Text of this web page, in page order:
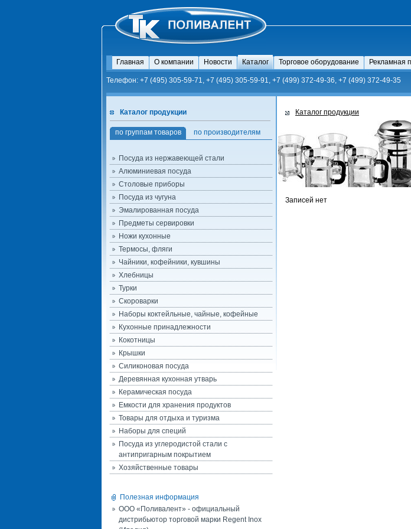
Главная О компании Новости Каталог Торговое оборудование Рекламная
Телефон: +7 (495) 305-59-71, +7 (495) 305-59-91, +7 (499) 372-49-36, +7 (499) 372-49-35
Каталог продукции
по группам товаров по производителям
Посуда из нержавеющей стали
Алюминиевая посуда
Столовые приборы
Посуда из чугуна
Эмалированная посуда
Предметы сервировки
Ножи кухонные
Термосы, фляги
Чайники, кофейники, кувшины
Хлебницы
Турки
Скороварки
Наборы коктейльные, чайные, кофейные
Кухонные принадлежности
Кокотницы
Крышки
Силиконовая посуда
Деревянная кухонная утварь
Керамическая посуда
Емкости для хранения продуктов
Товары для отдыха и туризма
Наборы для специй
Посуда из углеродистой стали с
антипригарным покрытием
Хозяйственные товары
Полезная информация
ООО «Поливалент» - официальный
дистрибьютор торговой марки Regent Inox
Каталог продукции
Записей нет